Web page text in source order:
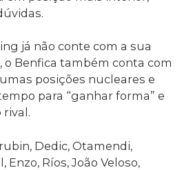
já não conte com a sua
o Benfica também conta com
posições nucleares e
para “ganhar forma” e
rival.
Dedic, Otamendi,
Enzo, Ríos, João Veloso,